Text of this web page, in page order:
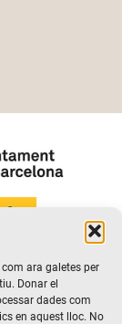
ara galetes per
Donar el
dades com
en aquest lloc. No